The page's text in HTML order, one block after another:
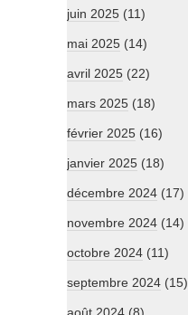
juin 2025 (11)
mai 2025 (14)
avril 2025 (22)
mars 2025 (18)
février 2025 (16)
janvier 2025 (18)
décembre 2024 (17)
novembre 2024 (14)
octobre 2024 (11)
septembre 2024 (15)
août 2024 (8)